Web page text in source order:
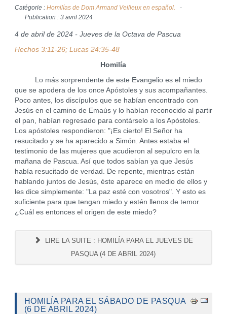
Catégorie : Homilías de Dom Armand Veilleux en español.
Publication : 3 avril 2024
4 de abril de 2024 - Jueves de la Octava de Pascua
Hechos 3:11-26; Lucas 24:35-48
Homilía
Lo más sorprendente de este Evangelio es el miedo
que se apodera de los once Apóstoles y sus acompañantes.
Poco antes, los discípulos que se habían encontrado con
Jesús en el camino de Emaús y lo habían reconocido al partir
el pan, habían regresado para contárselo a los Apóstoles.
Los apóstoles respondieron: "¡Es cierto! El Señor ha
resucitado y se ha aparecido a Simón. Antes estaba el
testimonio de las mujeres que acudieron al sepulcro en la
mañana de Pascua. Así que todos sabían ya que Jesús
había resucitado de verdad. De repente, mientras están
hablando juntos de Jesús, éste aparece en medio de ellos y
les dice simplemente: "La paz esté con vosotros". Y esto es
suficiente para que tengan miedo y estén llenos de temor.
¿Cuál es entonces el origen de este miedo?
LIRE LA SUITE : HOMILÍA PARA EL JUEVES DE
PASQUA (4 DE ABRIL 2024)
HOMILÍA PARA EL SÁBADO DE PASQUA
(6 DE ABRIL 2024)